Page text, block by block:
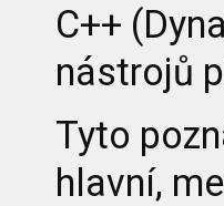
C++
nástrojů
Tyto
hlavní,